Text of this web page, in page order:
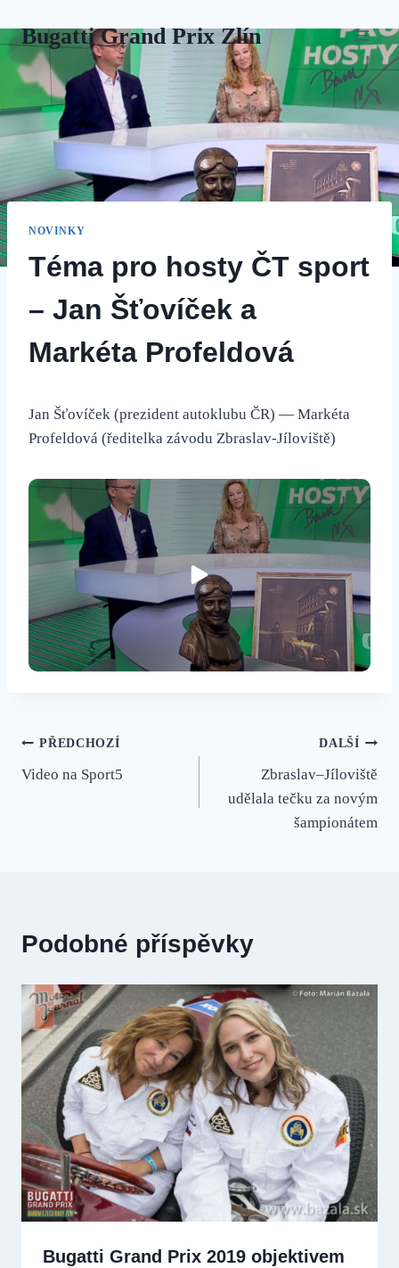
na
obsah
Bugatti Grand Prix Zlín
NOVINKY
Téma pro hosty ČT sport
– Jan Šťovíček a
Markéta Profeldová
Jan Šťovíček (prezident autoklubu ČR) — Markéta
Profeldová (ředitelka závodu Zbraslav-Jíloviště)
Navigace
pro
PŘEDCHOZÍ
Video na Sport5
DALŠÍ
Zbraslav–Jíloviště
udělala tečku za novým
šampionátem
Podobné příspěvky
Bugatti Grand Prix 2019 objektivem